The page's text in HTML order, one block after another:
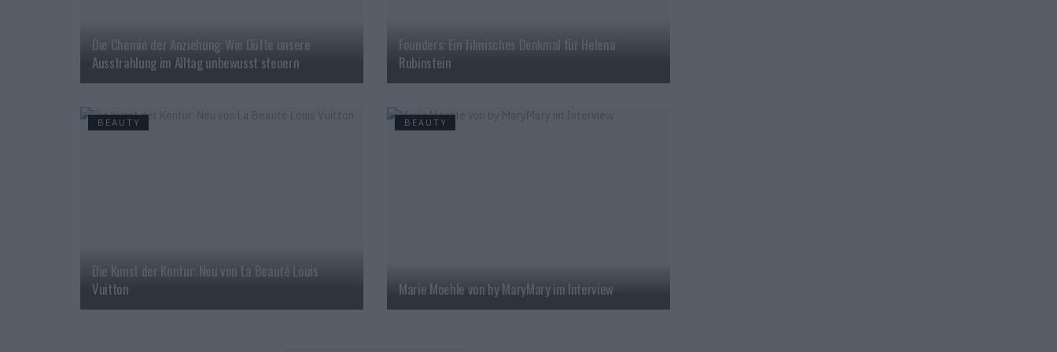
Die Chemie der Anziehung: Wie Düfte unsere
Ausstrahlung im Alltag unbewusst steuern
Founders: Ein filmisches Denkmal für Helena
Rubinstein
BEAUTY
Die Kunst der Kontur: Neu von La Beauté Louis
Vuitton
BEAUTY
Marie Moehle von by MaryMary im Interview